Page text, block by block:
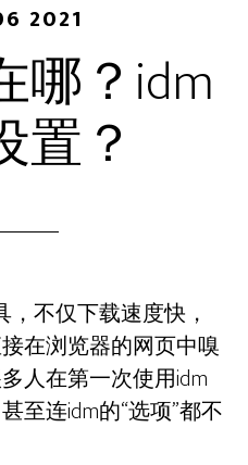
2021
哪？idm
置？
不仅下载速度快，
在浏览器的网页中嗅
人在第一次使用idm
至连idm的“选项”都不